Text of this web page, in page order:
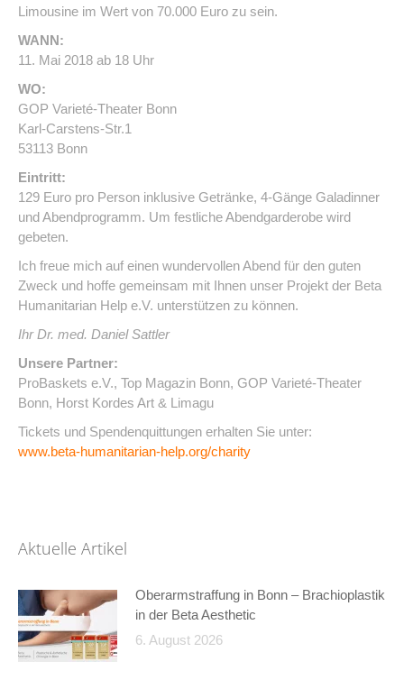
Limousine im Wert von 70.000 Euro zu sein.
WANN:
11. Mai 2018 ab 18 Uhr
WO:
GOP Varieté-Theater Bonn
Karl-Carstens-Str.1
53113 Bonn
Eintritt:
129 Euro pro Person inklusive Getränke, 4-Gänge Galadinner
und Abendprogramm. Um festliche Abendgarderobe wird
gebeten.
Ich freue mich auf einen wundervollen Abend für den guten
Zweck und hoffe gemeinsam mit Ihnen unser Projekt der Beta
Humanitarian Help e.V. unterstützen zu können.
Ihr Dr. med. Daniel Sattler
Unsere Partner:
ProBaskets e.V., Top Magazin Bonn, GOP Varieté-Theater
Bonn, Horst Kordes Art & Limagu
Tickets und Spendenquittungen erhalten Sie unter:
www.beta-humanitarian-help.org/charity
Aktuelle Artikel
Oberarmstraffung in Bonn – Brachioplastik
in der Beta Aesthetic
6. August 2026